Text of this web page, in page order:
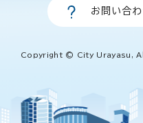
お問い合
Copyright © City Urayasu,